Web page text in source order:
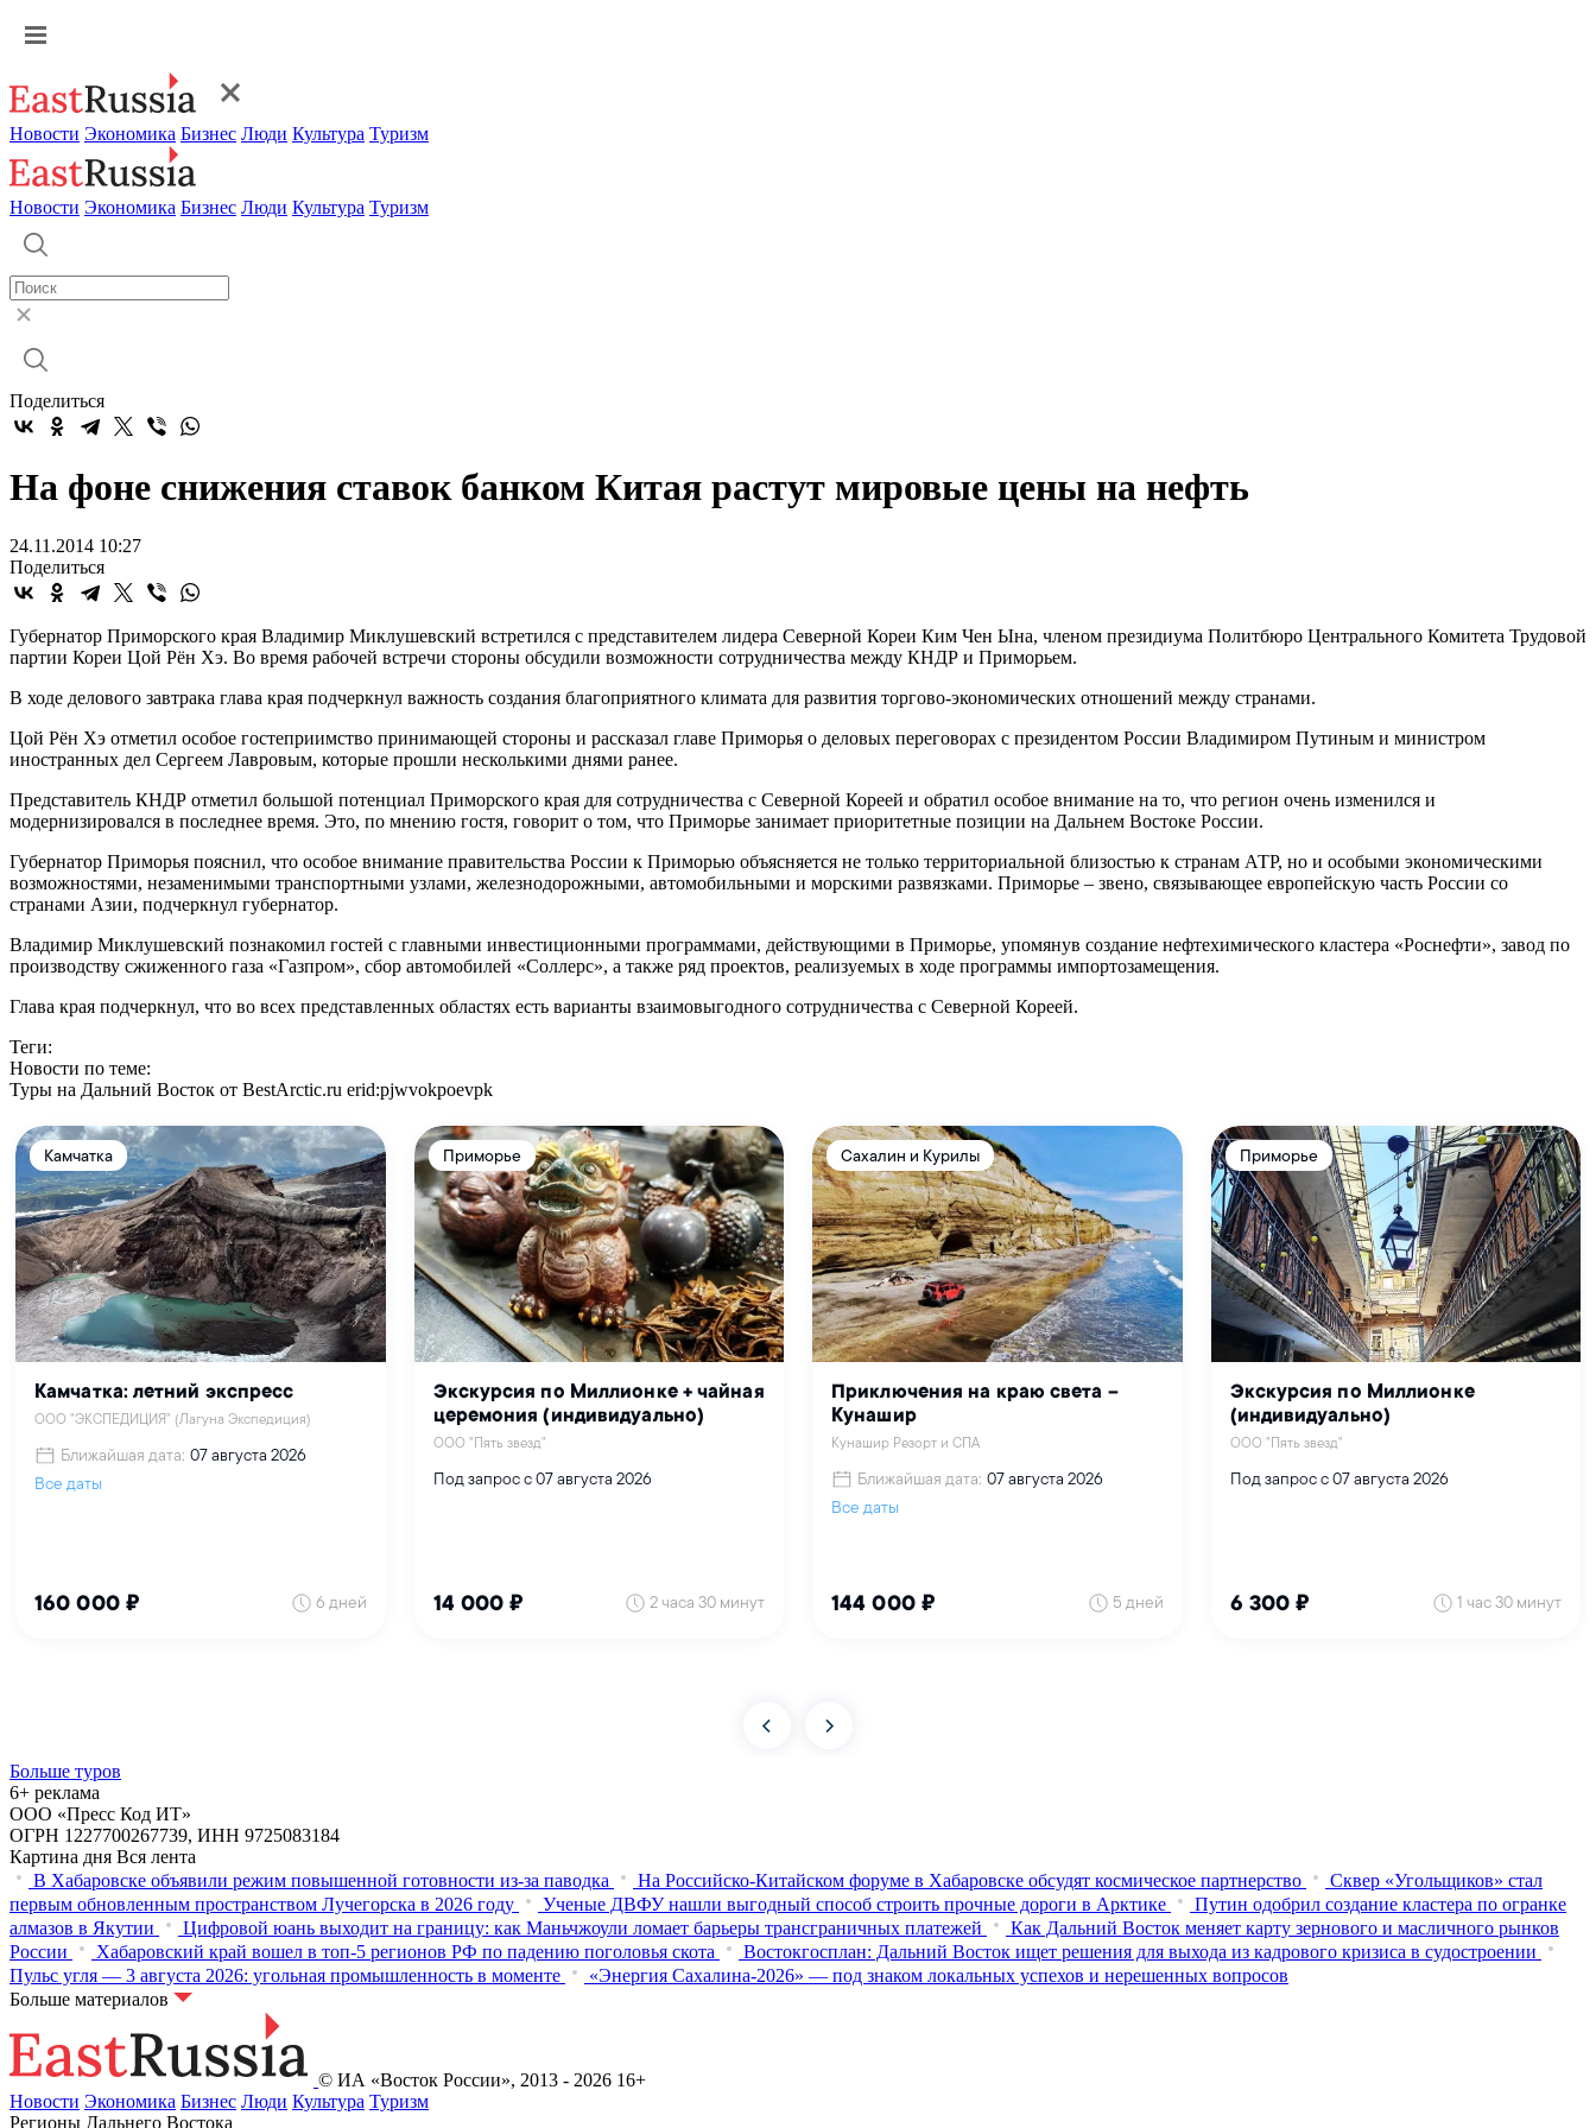
Новости Экономика Бизнес Люди Культура Туризм
Новости Экономика Бизнес Люди Культура Туризм
Поделиться
На фоне снижения ставок банком Китая растут мировые цены на нефть
24.11.2014 10:27
Поделиться
Губернатор Приморского края Владимир Миклушевский встретился с представителем лидера Северной Кореи Ким Чен Ына, членом президиума Политбюро Центрального Комитета Трудовой
партии Кореи Цой Рён Хэ. Во время рабочей встречи стороны обсудили возможности сотрудничества между КНДР и Приморьем.
В ходе делового завтрака глава края подчеркнул важность создания благоприятного климата для развития торгово-экономических отношений между странами.
Цой Рён Хэ отметил особое гостеприимство принимающей стороны и рассказал главе Приморья о деловых переговорах с президентом России Владимиром Путиным и министром
иностранных дел Сергеем Лавровым, которые прошли несколькими днями ранее.
Представитель КНДР отметил большой потенциал Приморского края для сотрудничества с Северной Кореей и обратил особое внимание на то, что регион очень изменился и
модернизировался в последнее время. Это, по мнению гостя, говорит о том, что Приморье занимает приоритетные позиции на Дальнем Востоке России.
Губернатор Приморья пояснил, что особое внимание правительства России к Приморью объясняется не только территориальной близостью к странам АТР, но и особыми экономическими
возможностями, незаменимыми транспортными узлами, железнодорожными, автомобильными и морскими развязками. Приморье – звено, связывающее европейскую часть России со
странами Азии, подчеркнул губернатор.
Владимир Миклушевский познакомил гостей с главными инвестиционными программами, действующими в Приморье, упомянув создание нефтехимического кластера «Роснефти», завод по
производству сжиженного газа «Газпром», сбор автомобилей «Соллерс», а также ряд проектов, реализуемых в ходе программы импортозамещения.
Глава края подчеркнул, что во всех представленных областях есть варианты взаимовыгодного сотрудничества с Северной Кореей.
Теги:
Новости по теме:
Туры на Дальний Восток от BestArctic.ru erid:pjwvokpoevpk
Больше туров
6+ реклама
ООО «Пресс Код ИТ»
ОГРН 1227700267739, ИНН 9725083184
Картина дня Вся лента
В Хабаровске объявили режим повышенной готовности из‑за паводка
На Российско-Китайском форуме в Хабаровске обсудят космическое партнерство
Сквер «Угольщиков» стал
первым обновленным пространством Лучегорска в 2026 году
Ученые ДВФУ нашли выгодный способ строить прочные дороги в Арктике
Путин одобрил создание кластера по огранке
алмазов в Якутии
Цифровой юань выходит на границу: как Маньчжоули ломает барьеры трансграничных платежей
Как Дальний Восток меняет карту зернового и масличного рынков
России
Хабаровский край вошел в топ-5 регионов РФ по падению поголовья скота
Востокгосплан: Дальний Восток ищет решения для выхода из кадрового кризиса в судостроении
Пульс угля — 3 августа 2026: угольная промышленность в моменте
«Энергия Сахалина-2026» — под знаком локальных успехов и нерешенных вопросов
Больше материалов
© ИА «Восток России», 2013 - 2026 16+
Новости Экономика Бизнес Люди Культура Туризм
Регионы Дальнего Востока